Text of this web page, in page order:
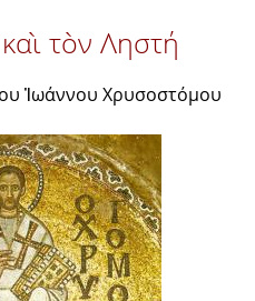
τὸν Ληστή
Ἰωάννου Χρυσοστόμου